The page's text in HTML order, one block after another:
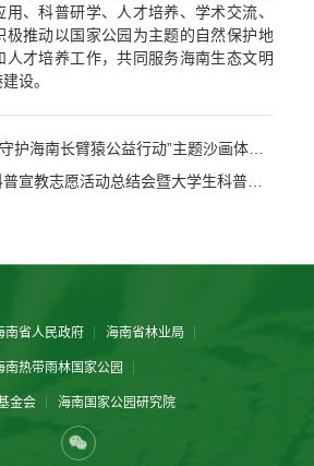
、科普研学、人才培养、学术交流、
极推动以国家公园为主题的自然保护地
人才培养工作，共同服务海南生态文明
设。
上一篇：“艺护雨林·守护海南长臂猿公益行动”主题沙画体验活动在海口举行 ——50名全国大学生优秀志愿者用沙画守护海南长臂猿
下一篇：国家公园科普宣教志愿活动总结会暨大学生科普知识竞赛总决赛在昌江举行
南省人民政府 海南省林业局
南热带雨林国家公园
金会 海南国家公园研究院